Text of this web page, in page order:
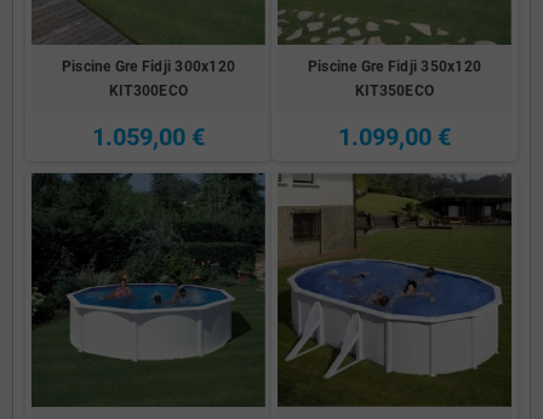
Piscine Gre Fidji 300x120
KIT300ECO
1.059,00 €
Piscine Gre Fidji 350x120
KIT350ECO
1.099,00 €